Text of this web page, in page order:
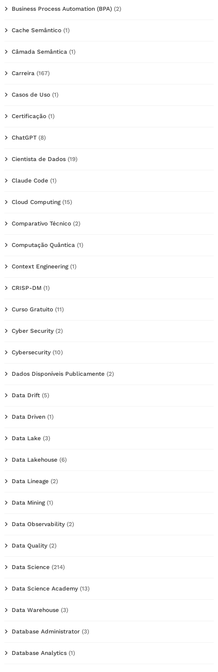
Business Process Automation (BPA) (2)
Cache Semântico (1)
Câmada Semântica (1)
Carreira (167)
Casos de Uso (1)
Certificação (1)
ChatGPT (8)
Cientista de Dados (19)
Claude Code (1)
Cloud Computing(15)
Comparativo Técnico (2)
Computação Quântica (1)
Context Engineering(1)
CRISP-DM (1)
Curso Gratuito (11)
Cyber Security (2)
Cybersecurity (10)
Dados Disponíveis Publicamente (2)
Data Drift (5)
Data Driven (1)
Data Lake (3)
Data Lakehouse (6)
Data Lineage (2)
Data Mining(1)
Data Observability (2)
Data Quality (2)
Data Science (214)
Data Science Academy (13)
Data Warehouse (3)
Database Administrator (3)
Database Analytics (1)